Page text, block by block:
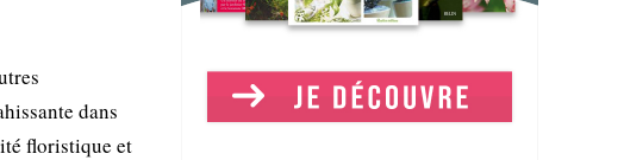
dans
floristique et